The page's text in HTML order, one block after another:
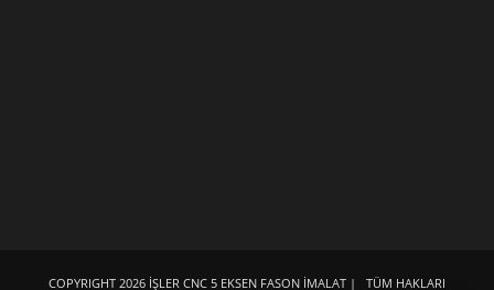
COPYRIGHT 2026 İŞLER CNC 5 EKSEN FASON İMALAT | TÜM HAKLARI